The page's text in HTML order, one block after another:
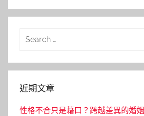
Search
近期文章
性格不合只是藉口？跨越差異的婚